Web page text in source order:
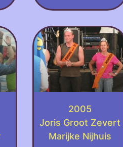
2005
Joris Groot Zevert
Marijke Nijhuis